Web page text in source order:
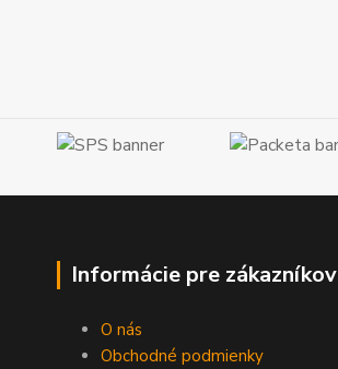
Informácie pre zákazníkov
O nás
Obchodné podmienky